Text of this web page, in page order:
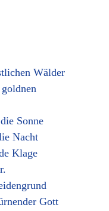
Wälder
Sonne
Nacht
Klage
Gott